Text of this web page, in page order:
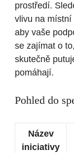
prostředí.
vlivu na místní
aby vaše
se zajímat o
skutečně
pomáhají.
Pohled do
Název
iniciativy